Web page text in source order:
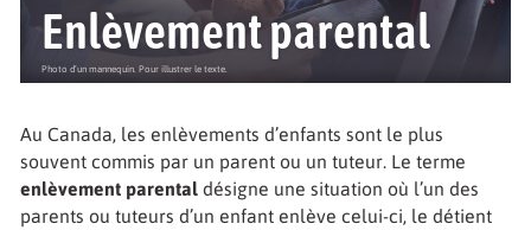
Enlèvement parental
Au Canada, les enlèvements d’enfants sont le plus
souvent commis par un parent ou un tuteur. Le terme
enlèvement parental désigne une situation où l’un des
parents ou tuteurs d’un enfant enlève celui-ci, le détient